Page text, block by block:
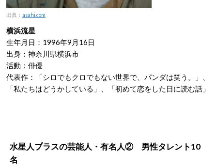
出典： asahi.com
横浜流星
生年月日：1996年9月16日
出身：神奈川県横浜市
活動：俳優
代表作：「シロでもクロでもない世界で、パンダは笑う。」、
「私たちはどうかしている」、「初めて恋をした日に読む話」
水星人プラスの芸能人・有名人② 男性タレント10
名